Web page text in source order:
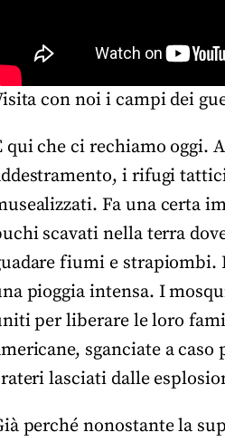
con noi i campi dei
qui che ci rechiamo oggi.
i rifugi
Fa una certa
scavati nella terra
fiumi e strapiombi.
pioggia intensa. I
per liberare le loro
sganciate a
lasciati dalle
perché nonostante la